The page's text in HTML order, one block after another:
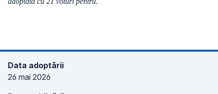
Data adoptării
26 mai 2026